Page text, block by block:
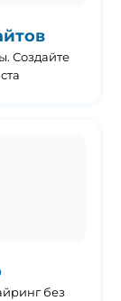
Создайте
без